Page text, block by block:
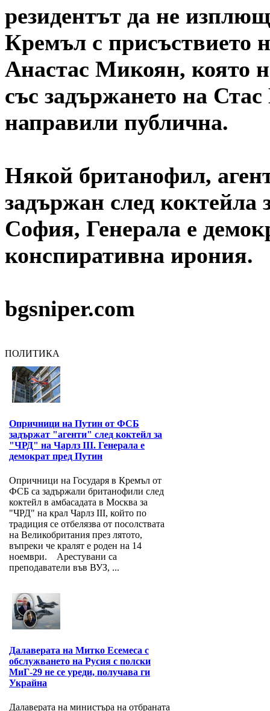
резидентът да не
Кремъл с присъствието
Анастас Микоян, която
със задържането на
направили публична.
Някой британофил,
задържан след
София, Генерала е
конспиративна ирония.
bgsniper.com
ПОЛИТИКА
Опричници на Путин от ФСБ
задържат "агенти" след коктейл за
"ЧРД" на Чарлз III. Генерала е
демократ пред Путин
Опричници на Государя в Кремъл от
ФСБ са задържали британофили след
коктейл в амбасадата в Москва за
"ЧРД" на крал Чарлз III, който по
традиция се отбелязва от посолствата
на Великобритания през лятото,
въпреки че кралят е роден на 14
ноември. Арестувани са
преподаватели във ВУЗ, ...
Далаверата на Митко Есемеса с
обслужването на Русия с полски
МиГ-29 не се уреди, получава ги
Украйна
Далаверата на министъра на отбраната